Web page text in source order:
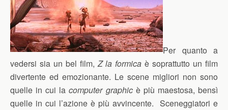
Per quanto a
vedersi sia un bel film,Z la formica è soprattutto un film
divertente ed emozionante. Le scene migliori non sono
quelle in cui lacomputer graphicè più maestosa, bensì
quelle in cui l’azione è più avvincente. Sceneggiatori e